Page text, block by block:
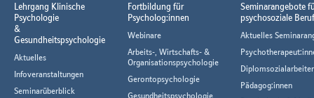
Lehrgang Klinische
Psychologie
&
Gesundheitspsychologie
Aktuelles
Infoveranstaltungen
Seminarüberblick
Fortbildung für
Psycholog:innen
Webinare
Arbeits-, Wirtschafts- &
Organisationspsychologie
Gerontopsychologie
Gesundheitspsychologie
Seminarangebote
psychosoziale
Aktuelles
Pädagog:innen